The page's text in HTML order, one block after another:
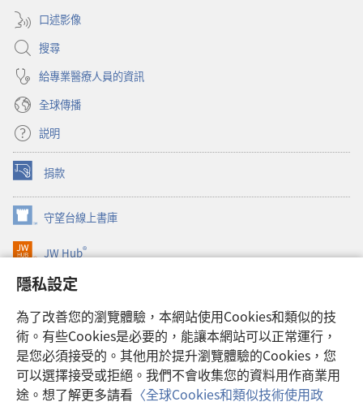
隱私設定
為了改善您的瀏覽體驗，本網站使用Cookies和類似的技
術。有些Cookies是必要的，能讓本網站可以正常運行，
是您必須接受的。其他用於提升瀏覽體驗的Cookies，您
可以選擇接受或拒絕。我們不會收集您的資料用作商業用
途。想了解更多請看 〈全球Cookies和類似技術使用政
口述影像
搜尋
給專業醫療人員的資訊
全球傳播
説明
捐款
（開
啟
新
視
窗）
守望台線上書庫
（開
啟
新
窗）
JW Hub®
（開
啟
新
視
窗）
JW Library®
Watchtower Library